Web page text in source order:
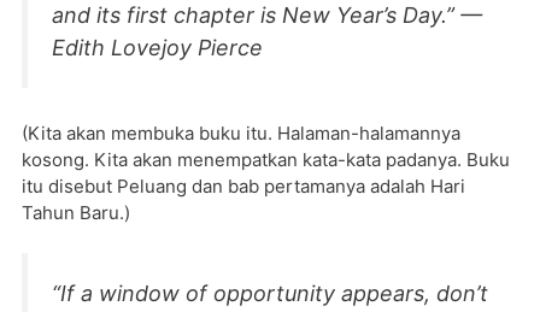
and its first chapter is New Year’s Day.” —
Edith Lovejoy Pierce
(Kita akan membuka buku itu. Halaman-halamannya
kosong. Kita akan menempatkan kata-kata padanya. Buku
itu disebut Peluang dan bab pertamanya adalah Hari
Tahun Baru.)
“If a window of opportunity appears, don’t